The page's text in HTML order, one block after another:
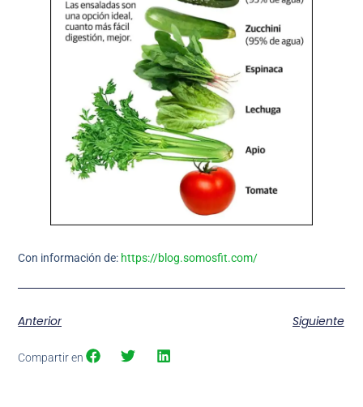
Con información de: https://blog.somosfit.com/
Anterior Siguiente
Compartir en